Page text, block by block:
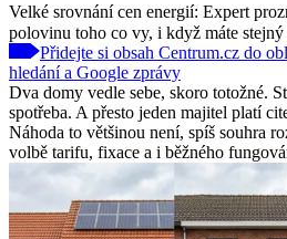
Velké srovnání cen energií: Expert
polovinu toho co vy, i když máte stejný
Přidejte si obsah Centrum.cz do
hledání a Google zprávy
Dva domy vedle sebe, skoro totožné.
spotřeba. A přesto jeden majitel platí
Náhoda to většinou není, spíš souhra
volbě tarifu, fixace a i běžného